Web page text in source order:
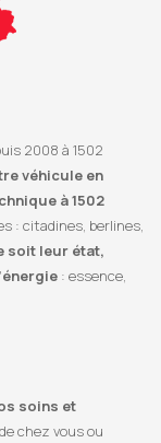
2008 à 1502
véhicule en
à 1502
: citadines, berlines,
soit leur état,
: essence,
soins et
chez vous ou